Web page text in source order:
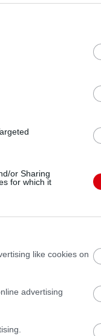
or Sharing
for which it
like cookies on
advertising